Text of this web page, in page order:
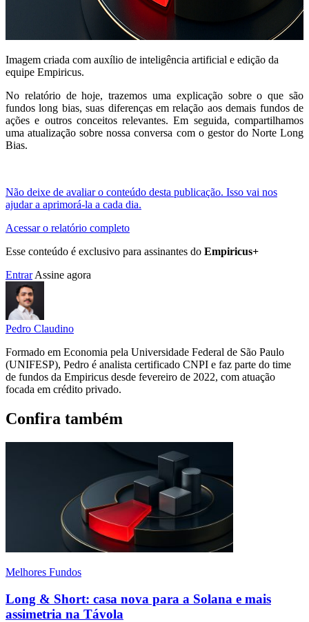
Imagem criada com auxílio de inteligência artificial e edição da
equipe Empiricus.
No relatório de hoje, trazemos uma explicação sobre o que são
fundos long bias, suas diferenças em relação aos demais fundos de
ações e outros conceitos relevantes. Em seguida, compartilhamos
uma atualização sobre nossa conversa com o gestor do Norte Long
Bias.
Não deixe de avaliar o conteúdo desta publicação. Isso vai nos
ajudar a aprimorá-la a cada dia.
Acessar o relatório completo
Esse conteúdo é exclusivo para assinantes do Empiricus+
Entrar Assine agora
Pedro Claudino
Formado em Economia pela Universidade Federal de São Paulo
(UNIFESP), Pedro é analista certificado CNPI e faz parte do time
de fundos da Empiricus desde fevereiro de 2022, com atuação
focada em crédito privado.
Confira também
Melhores Fundos
Long & Short: casa nova para a Solana e mais
assimetria na Távola